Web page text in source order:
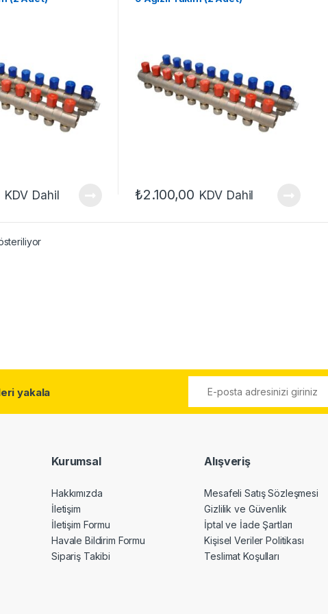
KDV Dahil ₺2.100,00 KDV Dahil
yakala
Kurumsal
Hakkımızda
İletişim
İletişim Formu
Havale Bildirim Formu
Sipariş Takibi
Alışveriş
Mesafeli Satış Sözleşmesi
Gizlilik ve Güvenlik
İptal ve İade Şartları
Kişisel Veriler Politikası
Teslimat Koşulları